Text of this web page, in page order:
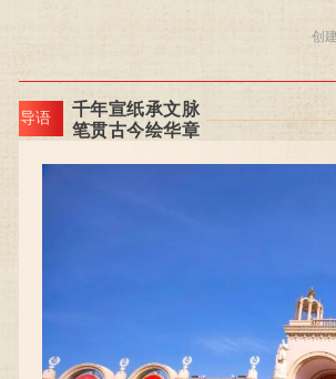
导语
千年宣纸承文脉
笔贯古今绘华章
创